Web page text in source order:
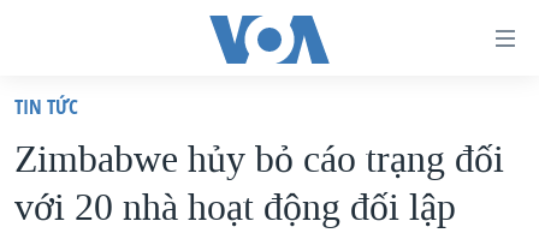
truy
cập
Tới
VIỆT NAM
HOA KỲ
TIN TỨC
Zimbabwe hủy bỏ cáo trạng đối
với 20 nhà hoạt động đối lập